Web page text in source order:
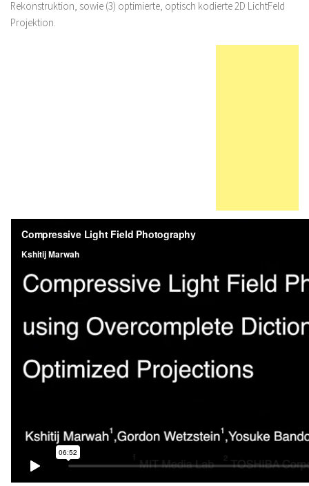
Rekonstruktion, sowie (3) optimierte, optisch kodierte 2D LichtFeld
Projektion.